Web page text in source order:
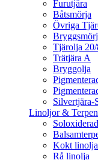
Furutjära
Båtsmörja
Övriga
Tjärolja
Trätjära A
Bryggolja
Silvertjära-
Linoljor &
Kokt linolja
Rå linolja